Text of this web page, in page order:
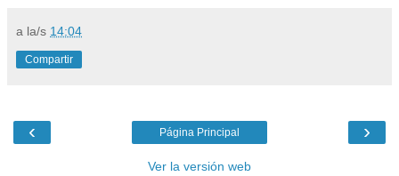
a la/s 14:04
Compartir
‹ ›
Página Principal
Ver la versión web